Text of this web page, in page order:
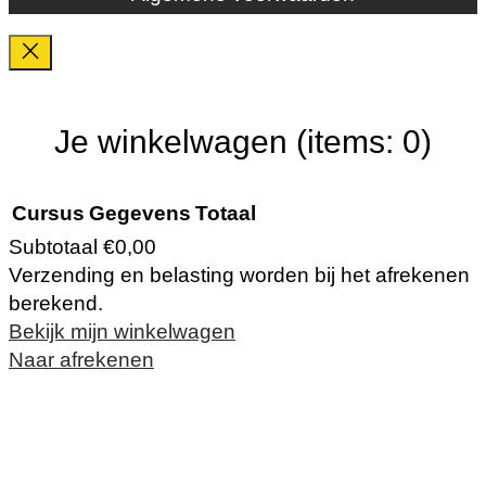
Je winkelwagen (items: 0)
Producten
in
Cursus Gegevens Totaal
Subtotaal €0,00
Verzending en belasting worden bij het afrekenen
berekend.
Bekijk mijn winkelwagen
Naar afrekenen